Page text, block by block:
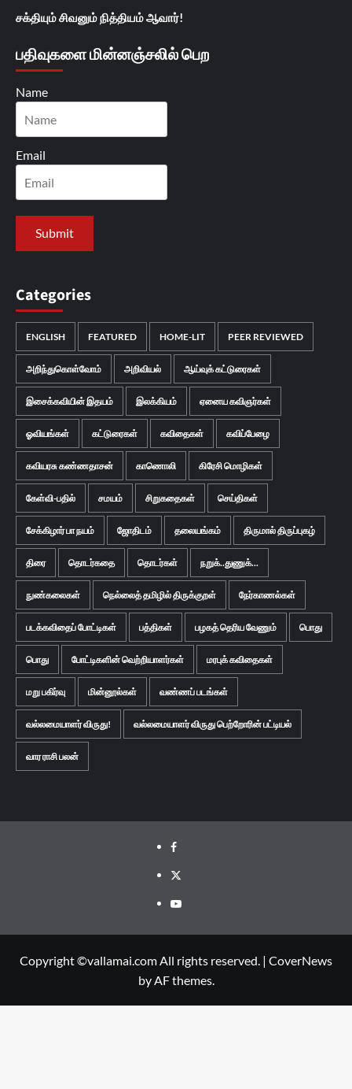
சக்தியும் சிவனும் நித்தியம் ஆவார்!
பதிவுகளை மின்னஞ்சலில் பெற
Name
Email
Categories
ENGLISH FEATURED HOME-LIT PEER REVIEWED
அறிந்துகொள்வோம் அறிவியல் ஆய்வுக் கட்டுரைகள்
இசைக்கவியின் இதயம் இலக்கியம் ஏனைய கவிஞர்கள்
ஓவியங்கள் கட்டுரைகள் கவிதைகள் கவிப்பேழை
கவியரசு கண்ணதாசன் காணொலி கிரேசி மொழிகள்
கேள்வி-பதில் சமயம் சிறுகதைகள் செய்திகள்
சேக்கிழார் பா நயம் ஜோதிடம் தலையங்கம் திருமால் திருப்புகழ்
திரை தொடர்கதை தொடர்கள் நறுக்..துணுக்...
நுண்கலைகள் நெல்லைத் தமிழில் திருக்குறள் நேர்காணல்கள்
படக்கவிதைப் போட்டிகள் பத்திகள் பழகத் தெரிய வேணும் பொது
பொது போட்டிகளின் வெற்றியாளர்கள் மரபுக் கவிதைகள்
மறு பகிர்வு மின்னூல்கள் வண்ணப் படங்கள்
வல்லமையாளர் விருது! வல்லமையாளர் விருது பெற்றோரின் பட்டியல்
வார ராசி பலன்
Facebook
Twitter
Youtube
Copyright ©vallamai.com All rights reserved. | CoverNews
by AF themes.